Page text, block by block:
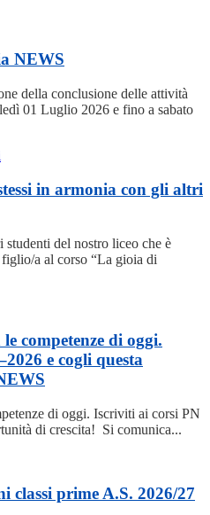
NEWS
della conclusione delle attività
01 Luglio 2026 e fino a sabato
in armonia con gli altri
del nostro liceo che è
a al corso “La gioia di
competenze di oggi.
e cogli questa
di oggi. Iscriviti ai corsi PN
di crescita! Si comunica...
classi prime A.S. 2026/27